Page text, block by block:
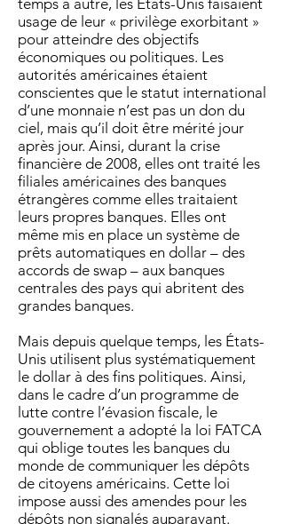
temps à autre, les États-Unis faisaient
usage de leur « privilège exorbitant »
pour atteindre des objectifs
économiques ou politiques. Les
autorités américaines étaient
conscientes que le statut international
d’une monnaie n’est pas un don du
ciel, mais qu’il doit être mérité jour
après jour. Ainsi, durant la crise
financière de 2008, elles ont traité les
filiales américaines des banques
étrangères comme elles traitaient
leurs propres banques. Elles ont
même mis en place un système de
prêts automatiques en dollar – des
accords de swap – aux banques
centrales des pays qui abritent des
grandes banques.
Mais depuis quelque temps, les États-
Unis utilisent plus systématiquement
le dollar à des fins politiques. Ainsi,
dans le cadre d’un programme de
lutte contre l’évasion fiscale, le
gouvernement a adopté la loi FATCA
qui oblige toutes les banques du
monde de communiquer les dépôts
de citoyens américains. Cette loi
impose aussi des amendes pour les
dépôts non signalés auparavant.